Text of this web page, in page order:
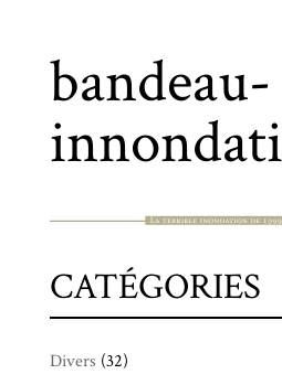
bandeau-
CATÉGORIES
Divers (32)